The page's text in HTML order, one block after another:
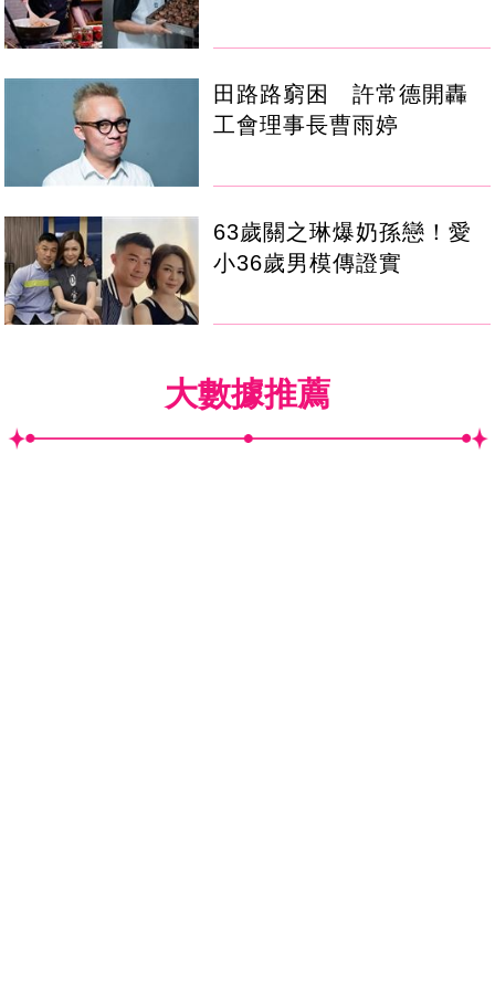
田路路窮困 許常德開轟
工會理事長曹雨婷
63歲關之琳爆奶孫戀！愛
小36歲男模傳證實
大數據推薦